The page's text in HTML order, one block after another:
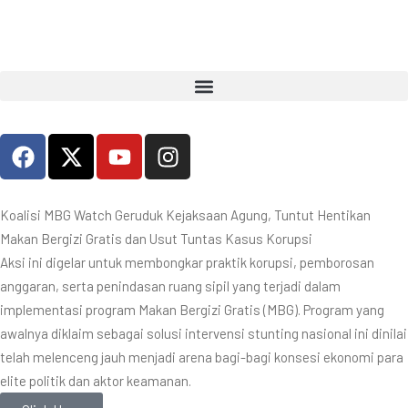
Koalisi MBG Watch Geruduk Kejaksaan Agung, Tuntut Hentikan
Makan Bergizi Gratis dan Usut Tuntas Kasus Korupsi
Aksi ini digelar untuk membongkar praktik korupsi, pemborosan
anggaran, serta penindasan ruang sipil yang terjadi dalam
implementasi program Makan Bergizi Gratis (MBG). Program yang
awalnya diklaim sebagai solusi intervensi stunting nasional ini dinilai
telah melenceng jauh menjadi arena bagi-bagi konsesi ekonomi para
elite politik dan aktor keamanan.